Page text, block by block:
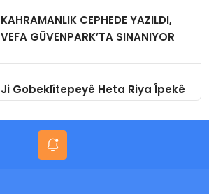
KAHRAMANLIK CEPHEDE YAZILDI,
VEFA GÜVENPARK’TA SINANIYOR
Ji Gobeklîtepeyê Heta Riya Îpekê
Amed